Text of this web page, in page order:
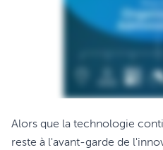
Alors que la technologie
reste à l'avant-garde de